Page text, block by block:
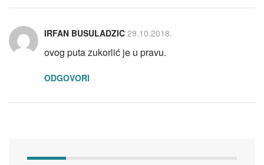
IRFAN BUSULADZIC 29.10.2018.
ovog puta zukorlić je u pravu.
ODGOVORI